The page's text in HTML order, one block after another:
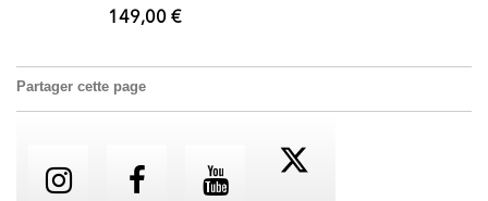
149,00 €
Partager cette page